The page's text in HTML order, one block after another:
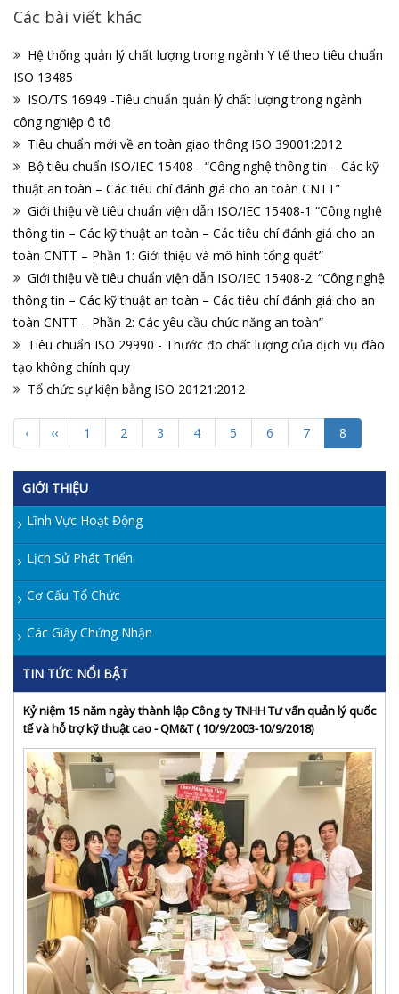
Các bài viết khác
Hệ thống quản lý chất lượng trong ngành Y tế theo tiêu chuẩn
ISO 13485
ISO/TS 16949 -Tiêu chuẩn quản lý chất lượng trong ngành
công nghiệp ô tô
Tiêu chuẩn mới về an toàn giao thông ISO 39001:2012
Bộ tiêu chuẩn ISO/IEC 15408 - “Công nghệ thông tin – Các kỹ
thuật an toàn – Các tiêu chí đánh giá cho an toàn CNTT”
Giới thiệu về tiêu chuẩn viện dẫn ISO/IEC 15408-1 “Công nghệ
thông tin – Các kỹ thuật an toàn – Các tiêu chí đánh giá cho an
toàn CNTT – Phần 1: Giới thiệu và mô hình tổng quát”
Giới thiệu về tiêu chuẩn viện dẫn ISO/IEC 15408-2: “Công nghệ
thông tin – Các kỹ thuật an toàn – Các tiêu chí đánh giá cho an
toàn CNTT – Phần 2: Các yêu cầu chức năng an toàn”
Tiêu chuẩn ISO 29990 - Thước đo chất lượng của dịch vụ đào
tạo không chính quy
Tổ chức sự kiện bằng ISO 20121:2012
‹ ‹‹ 1 2 3 4 5 6 7 8
GIỚI THIỆU
Lĩnh Vực Hoạt Động
Lịch Sử Phát Triển
Cơ Cấu Tổ Chức
Các Giấy Chứng Nhận
TIN TỨC NỔI BẬT
Kỷ niệm 15 năm ngày thành lập Công ty TNHH Tư vấn quản lý quốc
tế và hỗ trợ kỹ thuật cao - QM&T ( 10/9/2003-10/9/2018)